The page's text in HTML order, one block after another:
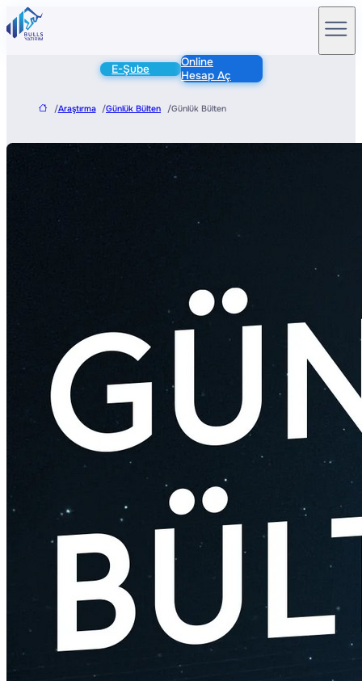
E-Şube
Online
Hesap Aç
/Araştırma /Günlük Bülten /Günlük Bülten